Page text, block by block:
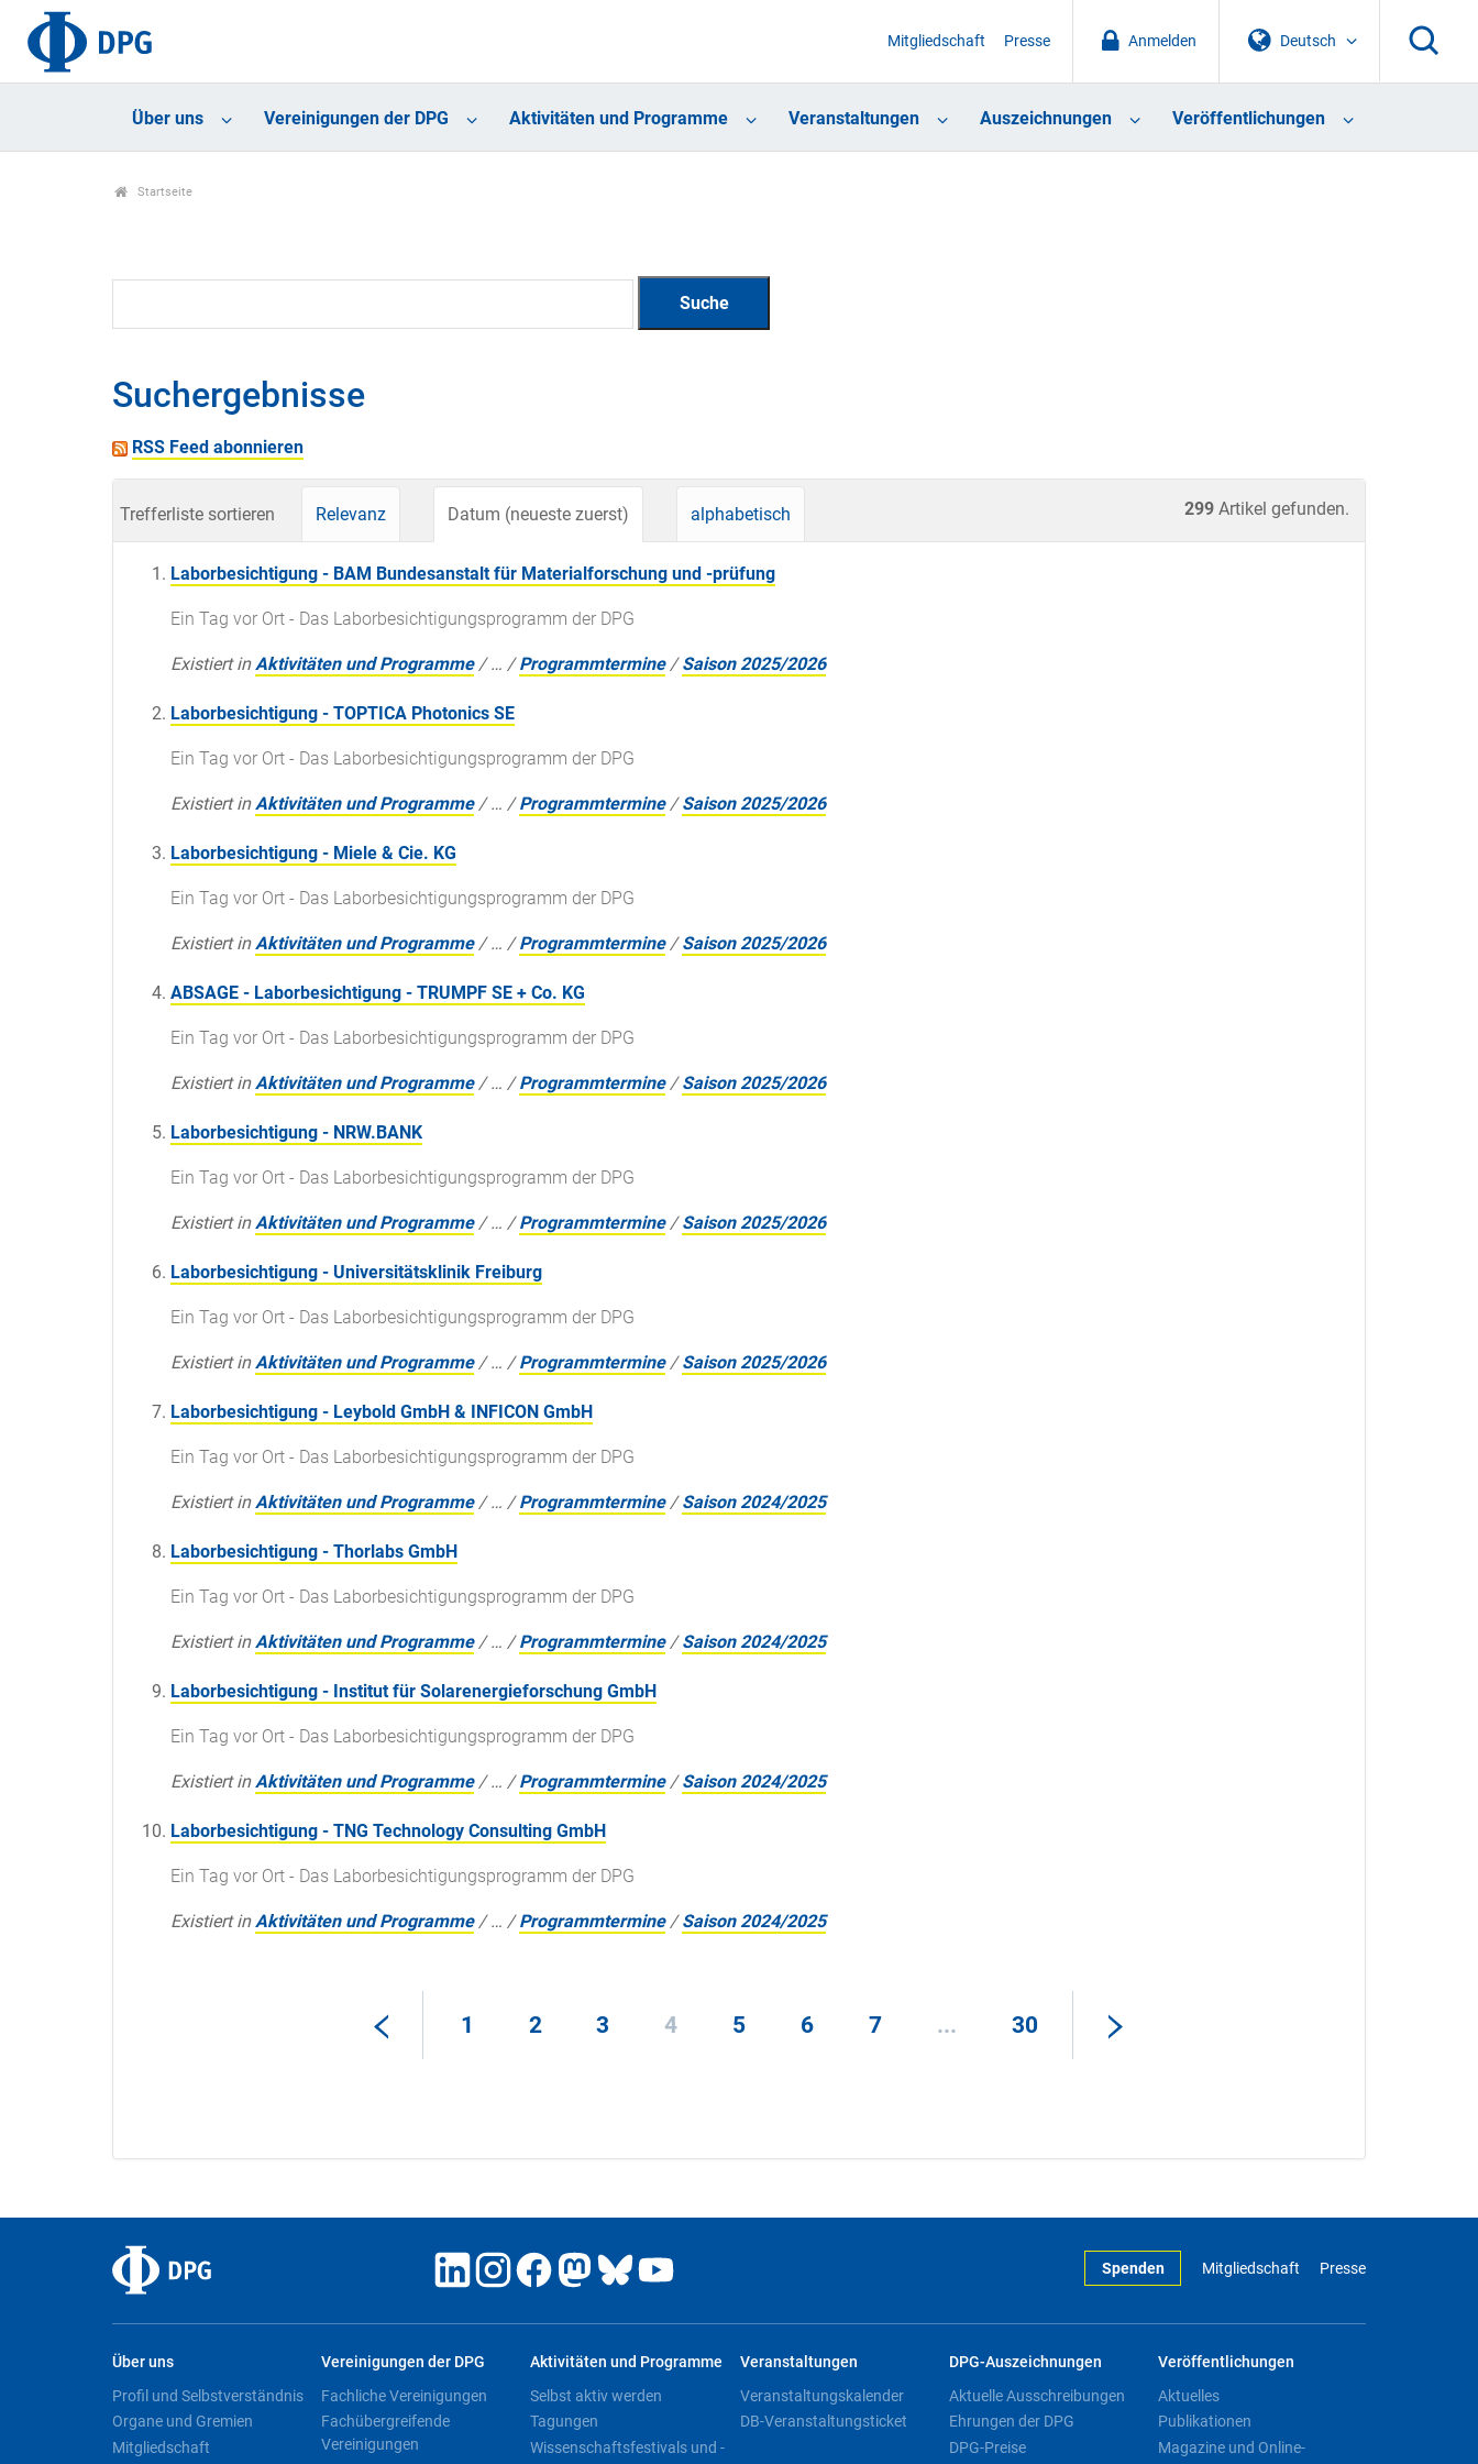
Deutsch
Anmelden
Mitgliedschaft Presse
Über uns Vereinigungen der DPG Aktivitäten und Programme Veranstaltungen Auszeichnungen Veröffentlichungen
Startseite
Suchergebnisse
RSS Feed abonnieren
299 Artikel gefunden.
Trefferliste sortieren Relevanz Datum (neueste zuerst) alphabetisch
Laborbesichtigung - BAM Bundesanstalt für Materialforschung und -prüfung
Ein Tag vor Ort - Das Laborbesichtigungsprogramm der DPG
Existiert in Aktivitäten und Programme /… /Programmtermine /Saison 2025/2026
Laborbesichtigung - TOPTICA Photonics SE
Ein Tag vor Ort - Das Laborbesichtigungsprogramm der DPG
Existiert in Aktivitäten und Programme /… /Programmtermine /Saison 2025/2026
Laborbesichtigung - Miele & Cie. KG
Ein Tag vor Ort - Das Laborbesichtigungsprogramm der DPG
Existiert in Aktivitäten und Programme /… /Programmtermine /Saison 2025/2026
ABSAGE - Laborbesichtigung - TRUMPF SE + Co. KG
Ein Tag vor Ort - Das Laborbesichtigungsprogramm der DPG
Existiert in Aktivitäten und Programme /… /Programmtermine /Saison 2025/2026
Laborbesichtigung - NRW.BANK
Ein Tag vor Ort - Das Laborbesichtigungsprogramm der DPG
Existiert in Aktivitäten und Programme /… /Programmtermine /Saison 2025/2026
Laborbesichtigung - Universitätsklinik Freiburg
Ein Tag vor Ort - Das Laborbesichtigungsprogramm der DPG
Existiert in Aktivitäten und Programme /… /Programmtermine /Saison 2025/2026
Laborbesichtigung - Leybold GmbH & INFICON GmbH
Ein Tag vor Ort - Das Laborbesichtigungsprogramm der DPG
Existiert in Aktivitäten und Programme /… /Programmtermine /Saison 2024/2025
Laborbesichtigung - Thorlabs GmbH
Ein Tag vor Ort - Das Laborbesichtigungsprogramm der DPG
Existiert in Aktivitäten und Programme /… /Programmtermine /Saison 2024/2025
Laborbesichtigung - Institut für Solarenergieforschung GmbH
Ein Tag vor Ort - Das Laborbesichtigungsprogramm der DPG
Existiert in Aktivitäten und Programme /… /Programmtermine /Saison 2024/2025
Laborbesichtigung - TNG Technology Consulting GmbH
Ein Tag vor Ort - Das Laborbesichtigungsprogramm der DPG
Existiert in Aktivitäten und Programme /… /Programmtermine /Saison 2024/2025
1 2 3 4 5 6 7 ... 30
Spenden Mitgliedschaft Presse
Über uns
Profil und Selbstverständnis
Organe und Gremien
Mitgliedschaft
Vereinigungen der DPG
Fachliche Vereinigungen
Fachübergreifende
Vereinigungen
Aktivitäten und Programme
Selbst aktiv werden
Tagungen
Wissenschaftsfestivals und -
Veranstaltungen
Veranstaltungskalender
DB-Veranstaltungsticket
DPG-Auszeichnungen
Aktuelle Ausschreibungen
Ehrungen der DPG
DPG-Preise
Veröffentlichungen
Aktuelles
Publikationen
Magazine und Online-